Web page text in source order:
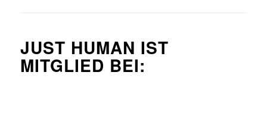
JUST HUMAN IST
MITGLIED BEI: